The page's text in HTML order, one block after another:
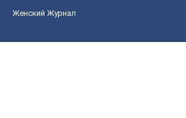
Женский Журнал